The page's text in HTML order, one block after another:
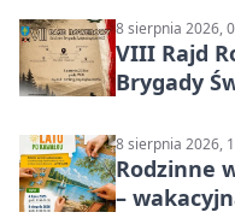
8 sierpnia 2026,
VIII Rajd
Brygady
8 sierpnia 2026,
Rodzinne
–